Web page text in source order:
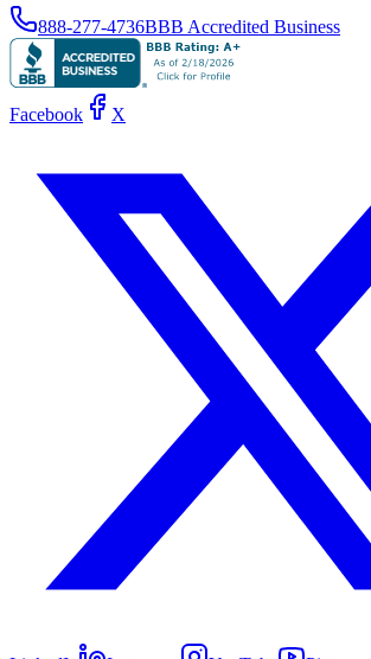
888-277-4736BBB Accredited Business
Facebook X